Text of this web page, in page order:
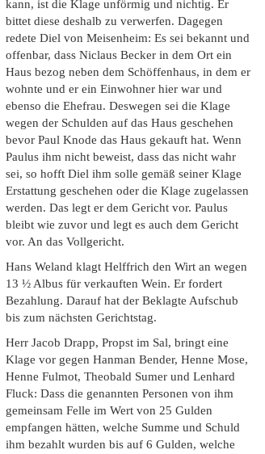
kann, ist die Klage unförmig und nichtig. Er
bittet diese deshalb zu verwerfen. Dagegen
redete Diel von Meisenheim: Es sei bekannt und
offenbar, dass Niclaus Becker in dem Ort ein
Haus bezog neben dem Schöffenhaus, in dem er
wohnte und er ein Einwohner hier war und
ebenso die Ehefrau. Deswegen sei die Klage
wegen der Schulden auf das Haus geschehen
bevor Paul Knode das Haus gekauft hat. Wenn
Paulus ihm nicht beweist, dass das nicht wahr
sei, so hofft Diel ihm solle gemäß seiner Klage
Erstattung geschehen oder die Klage zugelassen
werden. Das legt er dem Gericht vor. Paulus
bleibt wie zuvor und legt es auch dem Gericht
vor. An das Vollgericht.
Hans Weland klagt Helffrich den Wirt an wegen
13 ½ Albus für verkauften Wein. Er fordert
Bezahlung. Darauf hat der Beklagte Aufschub
bis zum nächsten Gerichtstag.
Herr Jacob Drapp, Propst im Sal, bringt eine
Klage vor gegen Hanman Bender, Henne Mose,
Henne Fulmot, Theobald Sumer und Lenhard
Fluck: Dass die genannten Personen von ihm
gemeinsam Felle im Wert von 25 Gulden
empfangen hätten, welche Summe und Schuld
ihm bezahlt wurden bis auf 6 Gulden, welche